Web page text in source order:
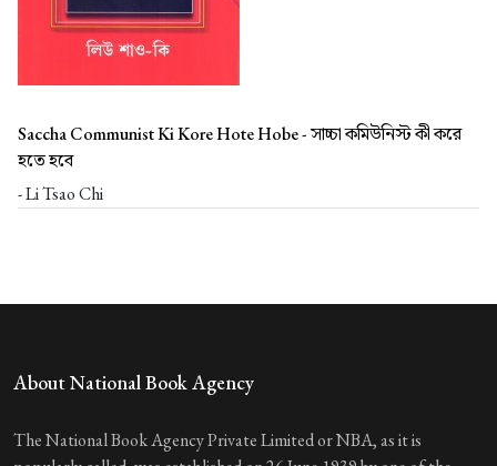
Saccha Communist Ki Kore Hote Hobe -সাচ্চা কমিউনিস্ট কী করে
হতে হবে
- Li Tsao Chi
About National Book Agency
The National Book Agency Private Limited or NBA, as it is